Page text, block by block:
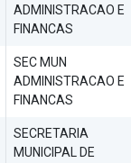
ADMINISTRACAO E
FINANCAS
SEC MUN
ADMINISTRACAO E
FINANCAS
SECRETARIA
MUNICIPAL DE